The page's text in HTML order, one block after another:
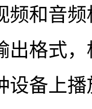
和音频
格式，
备上播